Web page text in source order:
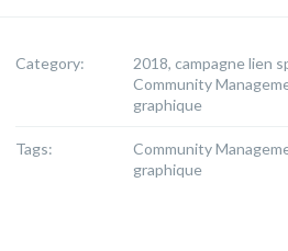
Category:
2018, campagne lien
Community
graphique
Tags:
Community
graphique